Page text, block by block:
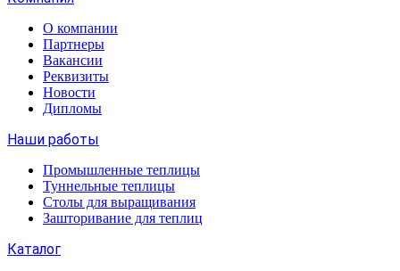
О компании
Партнеры
Вакансии
Реквизиты
Новости
Дипломы
Наши работы
Промышленные теплицы
Туннельные теплицы
Столы для выращивания
Зашторивание для теплиц
Каталог